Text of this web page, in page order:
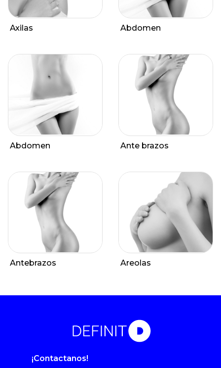
Axilas Abdomen
Abdomen Ante brazos
Antebrazos Areolas
¡Contactanos!